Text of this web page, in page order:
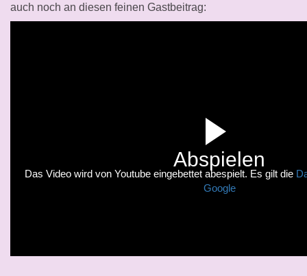
auch noch an diesen feinen Gastbeitrag:
Abspielen
Das Video wird von Youtube eingebettet abespielt. Es gilt die
Google